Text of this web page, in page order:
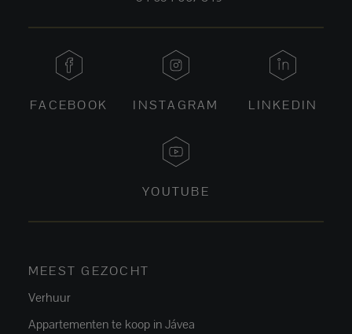
FACEBOOK INSTAGRAM LINKEDIN
YOUTUBE
MEEST GEZOCHT
Verhuur
Appartementen te koop in Jávea